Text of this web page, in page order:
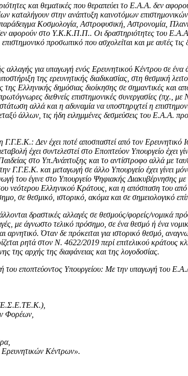
και θεματικές που θεραπεύει το Ε.Α.Α. δεν
καταλήγουν στην ανάπτυξη καινοτόμων
παράδειγμα Κοσμολογία, Αστροφυσική, Αστρονομία,
αφορούν στο Υ.Κ.Κ.Π.Π.. Οι δραστηριότητες του
προσωπικό που ασχολείται και με αυτές
αλλαγής για υπαγωγή ενός Ερευνητικού Κέντρου σε
της ερευνητικής διαδικασίας, στη θεσμική
Ελληνικής δημόσιας διοίκησης σε σημαντικές και
διεθνείς επιστημονικές συνεργασίες (πχ.,
αλλά και η αδυναμία να υποστηριχτεί η
άλλων, τις ήδη ειλημμένες δεσμεύσεις του Ε.Α.Α.
Δεν έχει ποτέ αποσπαστεί από τον
έχει συντελεστεί στο Εποπτεύον Υπουργείο έχει
στο Υπ.Ανάπτυξης και το αντίστροφο αλλά με
και μεταγωγή σε άλλο Υπουργείο έχει γίνει
του έγινε στο Υπουργείο Ψηφιακής Διακυβέρνησης
νεότερου Ελληνικού Κράτους, και η απόσπαση του
σε θεσμικό, ιστορικό, ακόμα και σε σημειολογικό
δραστικές αλλαγές σε θεσμούς/φορείς/νομικά
με άγνωστο τελικό πρόσημο, σε ένα θεσμό ή ένα
αρνητικό. Όταν δε πρόκειται για ιστορικό θεσμό,
ρητά στον Ν. 4622/2019 περί επιτελικού κράτους
της αρχής της διαφάνειας και της λογοδοσίας.
του εποπτεύοντος Υπουργείου: Με την υπαγωγή του
(Ε.Σ.Ε.ΤΕ.Κ.),
Φορέων,
Κέντρων».